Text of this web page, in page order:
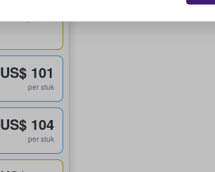
US$ 101
per stuk
US$ 104
per stuk